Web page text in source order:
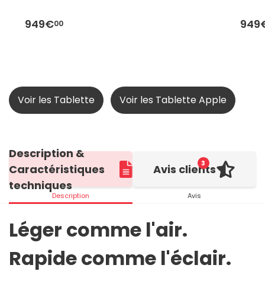
949€00
Voir les Tablette Voir les Tablette Apple
Description &
Caractéristiques
techniques
Description
3
Avis clients
Avis
Léger comme l'air.
Rapide comme l'éclair.